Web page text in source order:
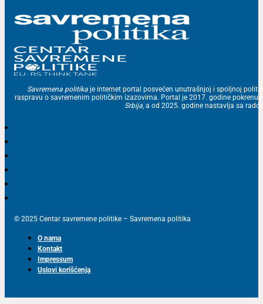
Savremena politika je internet portal posvećen unutrašnjoj i spoljnoj
raspravu o savremenim političkim izazovima. Portal je 2017. godine
Srbija, a od 2025. godine nastavlja sa
© 2025 Centar savremene politike – Savremena politika
O nama
Kontakt
Impressum
Uslovi korišćenja